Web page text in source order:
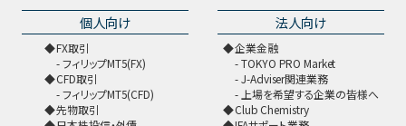
個人向け
FX取引
フィリップMT5(FX)
CFD取引
フィリップMT5(CFD)
先物取引
法人向け
企業金融
TOKYO PRO Market
J-Adviser関連業務
上場を希望する企業の皆様へ
Club Chemistry